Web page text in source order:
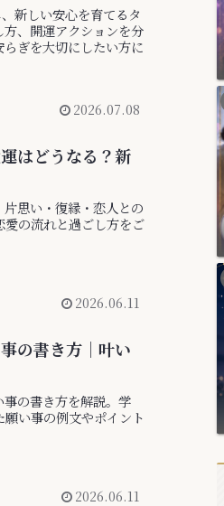
新しい安心を育てるタ
、開運アクションを分
ぎを大切にしたい方に
2026.07.08
はどうなる？新
思い・復縁・恋人との
の流れと過ごし方をご
2026.06.11
の書き方｜叶い
の書き方を解説。学
い事の例文やポイント
2026.06.11